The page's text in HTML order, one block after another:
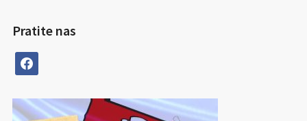
Pratite nas
facebook